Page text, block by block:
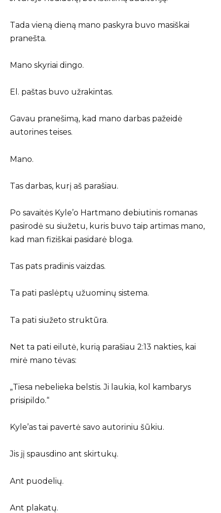
Tada vieną dieną mano paskyra buvo masiškai
pranešta.
Mano skyriai dingo.
El. paštas buvo užrakintas.
Gavau pranešimą, kad mano darbas pažeidė
autorines teises.
Mano.
Tas darbas, kurį aš parašiau.
Po savaitės Kyle’o Hartmano debiutinis romanas
pasirodė su siužetu, kuris buvo taip artimas mano,
kad man fiziškai pasidarė bloga.
Tas pats pradinis vaizdas.
Ta pati paslėptų užuominų sistema.
Ta pati siužeto struktūra.
Net ta pati eilutė, kurią parašiau 2:13 nakties, kai
mirė mano tėvas:
„Tiesa nebelieka belstis. Ji laukia, kol kambarys
prisipildo.“
Kyle’as tai pavertė savo autoriniu šūkiu.
Jis jį spausdino ant skirtukų.
Ant puodelių.
Ant plakatų.